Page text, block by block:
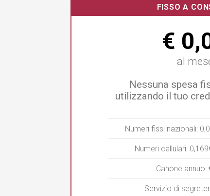
FISSO A
€
al
Nessuna spesa
utilizzando il tuo
Numeri fissi nazionali:
Numeri cellulari:
Canone annuo:
Servizio di